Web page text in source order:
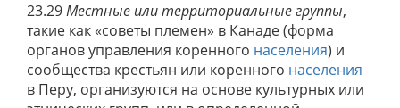
23.29Местные или территориальные группы,
такие как «советы племен» в Канаде (форма
органов управления коренного населения) и
сообщества крестьян или коренного населения
в Перу, организуются на основе культурных или